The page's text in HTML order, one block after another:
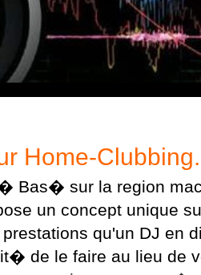
Home-
sur la region
un concept unique
qu'un DJ en
de le faire au lieu de